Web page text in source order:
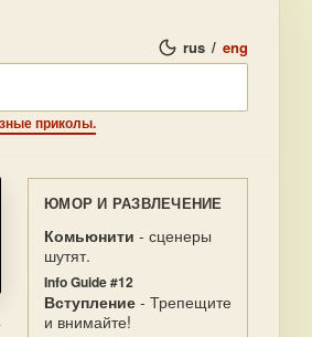
rus / eng
приколы.
ЮМОР И РАЗВЛЕЧЕНИЕ
Комьюнити - сценеры
шутят.
Info Guide #12
Вступление - Трепещите
и внимайте!